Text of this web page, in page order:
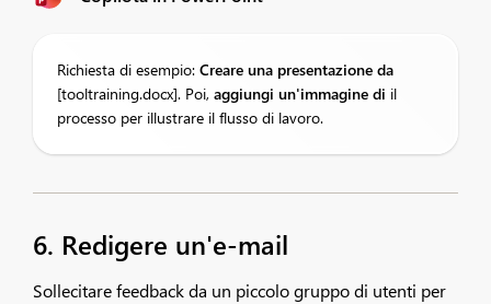
Richiesta di esempio: Creare una presentazione da
[tooltraining.docx]. Poi, aggiungi un'immagine di il
processo per illustrare il flusso di lavoro.
6. Redigere un'e-mail
Sollecitare feedback da un piccolo gruppo di utenti per